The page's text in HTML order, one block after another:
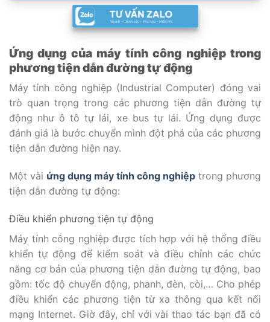
Ứng dụng của máy tính công nghiệp trong
phương tiện dẫn đường tự động
Máy tính công nghiệp (Industrial Computer) đóng vai
trò quan trọng trong các phương tiện dẫn đường tự
động như ô tô tự lái, xe bus tự lái. Ứng dụng được
đánh giá là bước chuyển mình đột phá của các phương
tiện dẫn đường hiện nay.
Một vài ứng dụng máy tính công nghiệp trong phương
tiện dẫn đường tự động:
Điều khiển phương tiện tự động
Máy tính công nghiệp được tích hợp với hệ thống điều
khiển tự động để kiểm soát và điều chỉnh các chức
năng cơ bản của phương tiện dẫn đường tự động, bao
gồm: tốc độ chuyển động, phanh, đèn, còi,… Cho phép
điều khiển các phương tiện từ xa thông qua kết nối
mạng Internet. Giờ đây, chỉ với vài thao tác bạn đã có